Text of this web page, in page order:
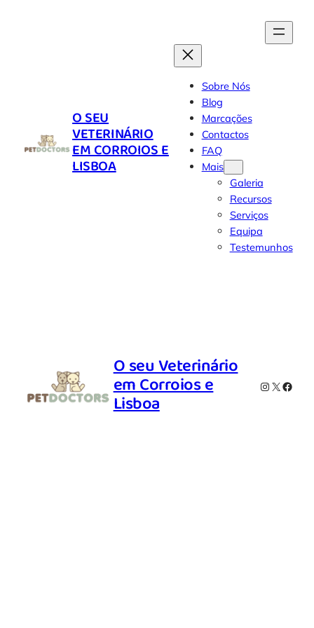
O SEU
VETERINÁRIO
EM CORROIOS E
LISBOA
Sobre Nós
Blog
Marcações
Contactos
FAQ
Mais
Galeria
Recursos
Serviços
Equipa
Testemunhos
O seu Veterinário
em Corroios e
Lisboa
Instagram
X